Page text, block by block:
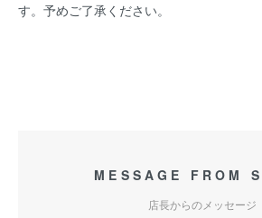
す。予めご了承ください。
MESSAGE FROM
店長からのメッセージ